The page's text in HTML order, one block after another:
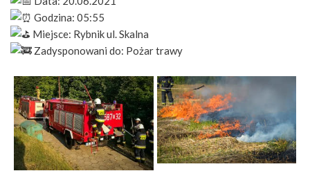
Godzina: 05:55
Miejsce: Rybnik ul. Skalna
Zadysponowani do: Pożar trawy